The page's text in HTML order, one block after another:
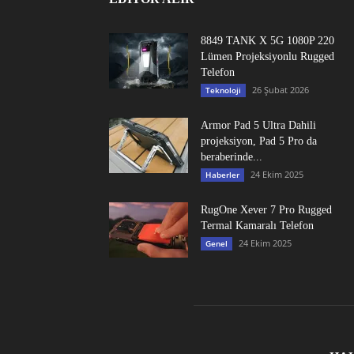
8849 TANK X 5G 1080P 220
Lümen Projeksiyonlu Rugged
Telefon
Teknoloji 26 Şubat 2026
Armor Pad 5 Ultra Dahili
projeksiyon, Pad 5 Pro da
beraberinde...
Haberler 24 Ekim 2025
RugOne Xever 7 Pro Rugged
Termal Kamaralı Telefon
Genel 24 Ekim 2025